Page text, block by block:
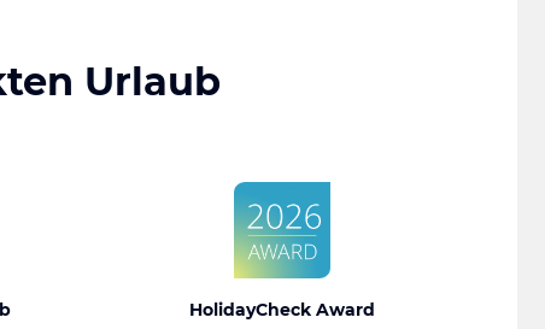
Urlaub
HolidayCheck Award